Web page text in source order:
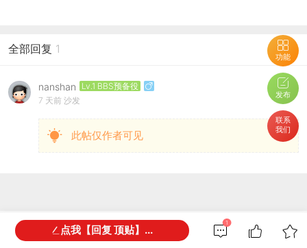
功能
发布
联系
我们
全部回复 1
nanshan
Lv.1 BBS预备役
7 天前 沙发
此帖仅作者可见
网友都在看 1
点我【回复 顶贴】...